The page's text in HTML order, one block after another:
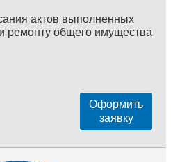
актов выполненных
ремонту общего имущества
Оформить
заявку